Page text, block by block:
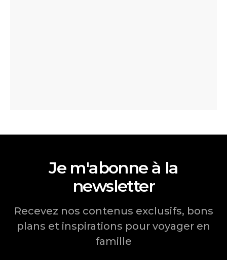
Je m'abonne à la
newsletter
Recevez nos contenus exclusifs, bons
plans et inspirations pour voyager en
famille